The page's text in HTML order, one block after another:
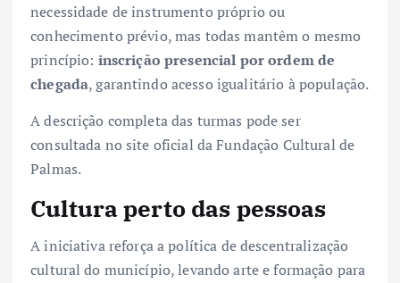
necessidade de instrumento próprio ou
conhecimento prévio, mas todas mantêm o mesmo
princípio: inscrição presencial por ordem de
chegada, garantindo acesso igualitário à população.
A descrição completa das turmas pode ser
consultada no site oficial da Fundação Cultural de
Palmas.
Cultura perto das pessoas
A iniciativa reforça a política de descentralização
cultural do município, levando arte e formação para